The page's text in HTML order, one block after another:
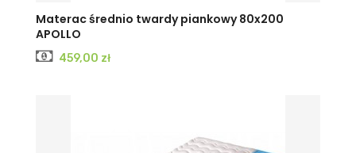
Materac średnio twardy piankowy 80x200
APOLLO
Cena
459,00 zł